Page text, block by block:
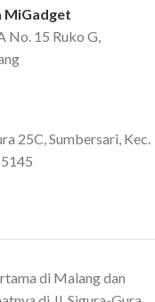
MiGadget
No. 15 Ruko G,
25C, Sumbersari, Kec.
di Malang dan